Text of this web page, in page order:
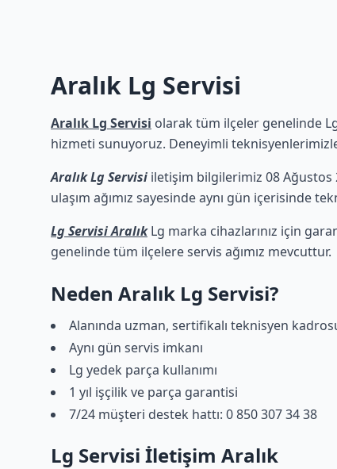
Aralık Lg Servisi
Aralık Lg Servisi olarak tüm ilçeler genelinde
hizmeti sunuyoruz. Deneyimli
Aralık Lg Servisi iletişim bilgilerimiz 08 Ağustos
ulaşım ağımız sayesinde aynı gün içerisinde
Lg Servisi AralıkLg marka cihazlarınız için
genelinde tüm ilçelere servis ağımız mevcuttur.
Neden Aralık Lg Servisi?
Alanında uzman, sertifikalı teknisyen
Aynı gün servis imkanı
Lg yedek parça kullanımı
1 yıl işçilik ve parça garantisi
7/24 müşteri destek hattı: 0 850 307 34 38
Lg Servisi İletişim Aralık